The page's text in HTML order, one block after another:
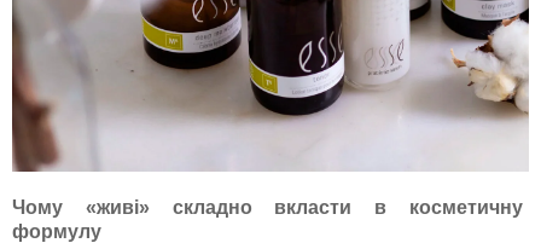
Чому «живі» складно вкласти в косметичну
формулу